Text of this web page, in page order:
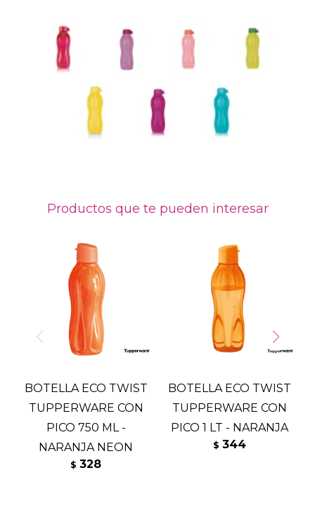
Productos que te pueden interesar
BOTELLA ECO TWIST
TUPPERWARE CON
PICO 750 ML -
NARANJA NEON
$ 328
BOTELLA ECO TWIST
TUPPERWARE CON
PICO 1 LT - NARANJA
$ 344